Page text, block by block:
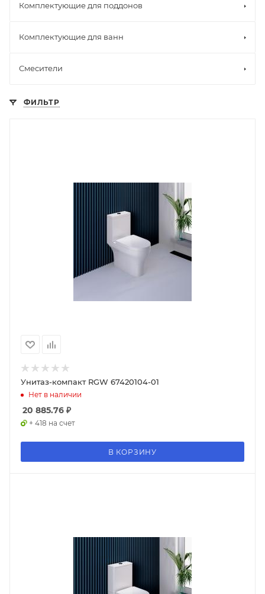
Комплектующие для поддонов
Комплектующие для ванн
Смесители
ФИЛЬТР
Унитаз-компакт RGW 67420104-01
Нет в наличии
20 885.76 ₽
+ 418 на счет
В КОРЗИНУ